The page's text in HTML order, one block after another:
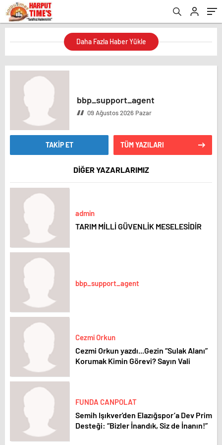
bbp_support_agent
09 Ağustos 2026 Pazar
TAKİP ET TÜM YAZILARI
DİĞER YAZARLARIMIZ
admin
TARIM MİLLİ GÜVENLİK MESELESİDİR
bbp_support_agent
Cezmi Orkun
Cezmi Orkun yazdı...Gezin “Sulak Alanı”
Korumak Kimin Görevi? Sayın Vali
FUNDA CANPOLAT
Semih Işıkver'den Elazığspor’a Dev Prim
Desteği: “Bizler İnandık, Siz de İnanın!”
Daha Fazla Haber Yükle